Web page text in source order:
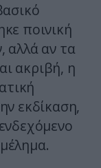
ποινική
αλλά αν τα
ακριβή, η
εκδίκαση,